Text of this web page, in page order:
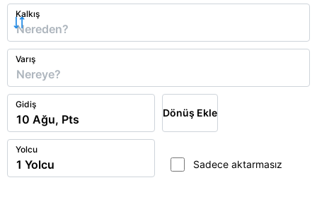
Kalkış
Varış
Gidiş
Dönüş Ekle
Yolcu
Sadece aktarmasız